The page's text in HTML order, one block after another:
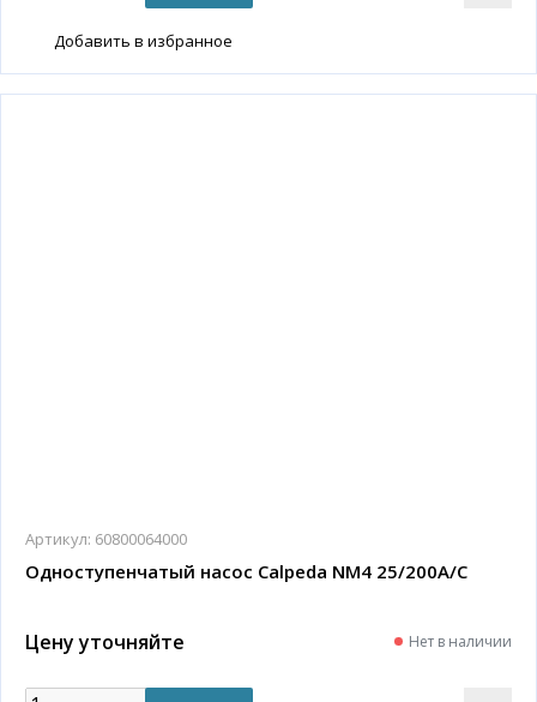
Добавить в избранное
Артикул: 60800064000
Одноступенчатый насос Calpeda NM4 25/200A/C
Цену уточняйте Нет в наличии